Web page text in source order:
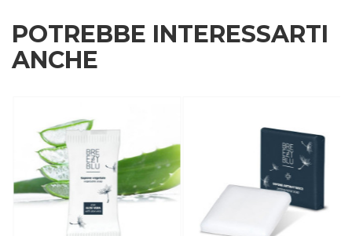
POTREBBE INTERESSARTI
ANCHE